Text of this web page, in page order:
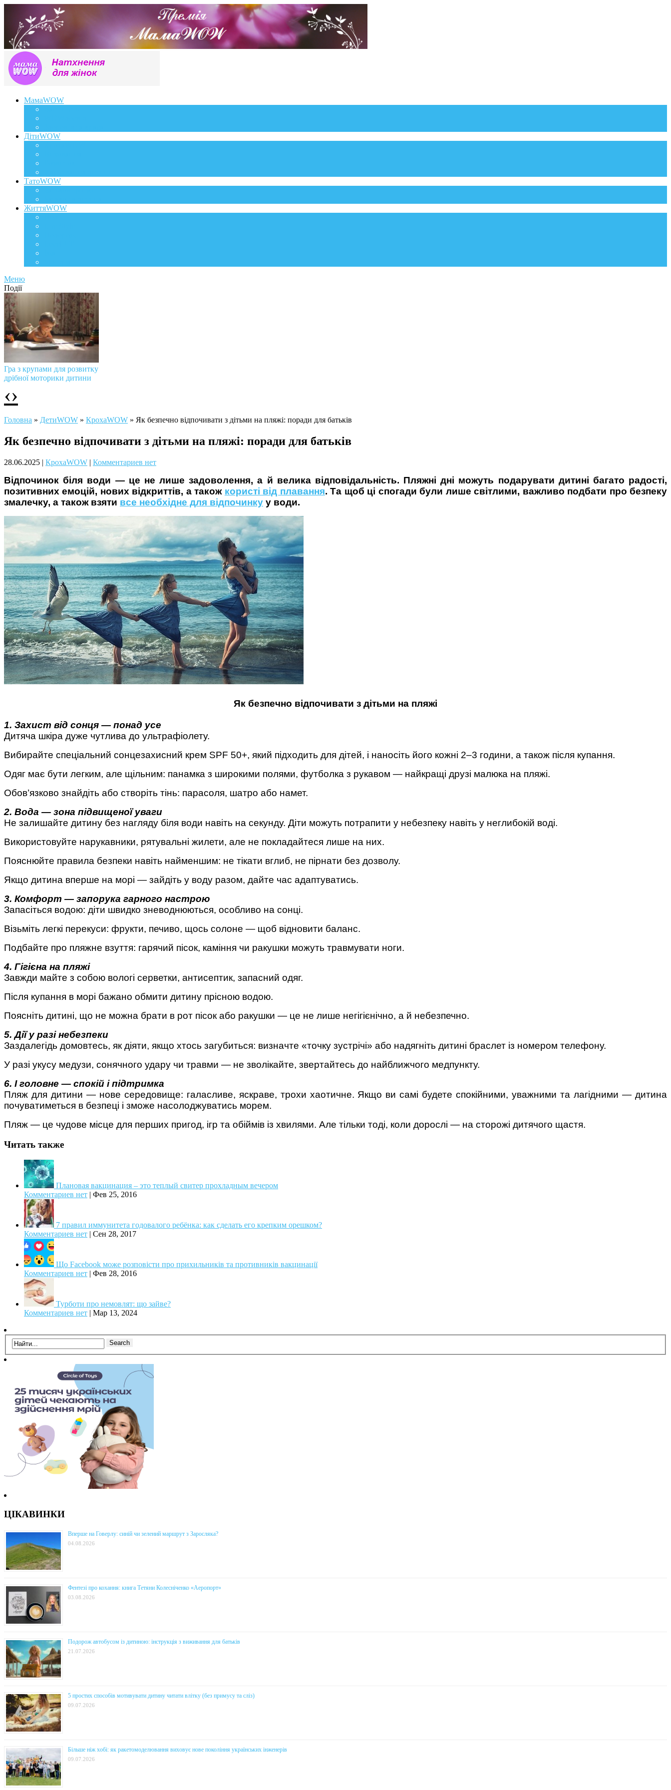
МамаWOW
ДітиWOW
ТатоWOW
ЖиттяWOW
Меню
Події
Гра з крупами для розвитку
дрібної моторики дитини
Чому дітям корисно читати
Материнське вигорання: як
собі допомогти
Як підготувати дитину до
навчального року? Поради
лікаря батькам
Поради багатодітної мами:
особистісний розвиток в
Ми запитали у зіркових
мам, яка вона - мамаWOW
‹›
Головна » ДетиWOW » КрохаWOW » Як безпечно відпочивати з дітьми на пляжі: поради для батьків
Як безпечно відпочивати з дітьми на пляжі: поради для батьків
28.06.2025 | КрохаWOW | Комментариев нет
Відпочинок біля води — це не лише задоволення, а й велика відповідальність. Пляжні дні можуть подарувати дитині багато радості,
позитивних емоцій, нових відкриттів, а також користі від плавання. Та щоб ці спогади були лише світлими, важливо подбати про безпеку
змалечку, а також взяти все необхідне для відпочинку у води.
Як безпечно відпочивати з дітьми на пляжі
1. Захист від сонця — понад усе
Дитяча шкіра дуже чутлива до ультрафіолету.
Вибирайте спеціальний сонцезахисний крем SPF 50+, який підходить для дітей, і наносіть його кожні 2–3 години, а також після купання.
Одяг має бути легким, але щільним: панамка з широкими полями, футболка з рукавом — найкращі друзі малюка на пляжі.
Обов’язково знайдіть або створіть тінь: парасоля, шатро або намет.
2. Вода — зона підвищеної уваги
Не залишайте дитину без нагляду біля води навіть на секунду. Діти можуть потрапити у небезпеку навіть у неглибокій воді.
Використовуйте нарукавники, рятувальні жилети, але не покладайтеся лише на них.
Пояснюйте правила безпеки навіть найменшим: не тікати вглиб, не пірнати без дозволу.
Якщо дитина вперше на морі — зайдіть у воду разом, дайте час адаптуватись.
3. Комфорт — запорука гарного настрою
Запасіться водою: діти швидко зневоднюються, особливо на сонці.
Візьміть легкі перекуси: фрукти, печиво, щось солоне — щоб відновити баланс.
Подбайте про пляжне взуття: гарячий пісок, каміння чи ракушки можуть травмувати ноги.
4. Гігієна на пляжі
Завжди майте з собою вологі серветки, антисептик, запасний одяг.
Після купання в морі бажано обмити дитину прісною водою.
Поясніть дитині, що не можна брати в рот пісок або ракушки — це не лише негігієнічно, а й небезпечно.
5. Дії у разі небезпеки
Заздалегідь домовтесь, як діяти, якщо хтось загубиться: визначте «точку зустрічі» або надягніть дитині браслет із номером телефону.
У разі укусу медузи, сонячного удару чи травми — не зволікайте, звертайтесь до найближчого медпункту.
6. І головне — спокій і підтримка
Пляж для дитини — нове середовище: галасливе, яскраве, трохи хаотичне. Якщо ви самі будете спокійними, уважними та лагідними — дитина
почуватиметься в безпеці і зможе насолоджуватись морем.
Пляж — це чудове місце для перших пригод, ігр та обіймів із хвилями. Але тільки тоді, коли дорослі — на сторожі дитячого щастя.
Читать также
Плановая вакцинация – это теплый свитер прохладным вечером
Комментариев нет | Фев 25, 2016
7 правил иммунитета годовалого ребёнка: как сделать его крепким орешком?
Комментариев нет | Сен 28, 2017
Що Facebook може розповісти про прихильників та противників вакцинації
Комментариев нет | Фев 28, 2016
Турботи про немовлят: що зайве?
Комментариев нет | Мар 13, 2024
ЦІКАВИНКИ
Вперше на Говерлу: синій чи зелений маршрут з Заросляка?
04.08.2026
Фентезі про кохання: книга Тетяни Колесніченко «Аеропорт»
03.08.2026
Подорож автобусом із дитиною: інструкція з виживання для батьків
21.07.2026
5 простих способів мотивувати дитину читати влітку (без примусу та сліз)
09.07.2026
Більше ніж хобі: як ракетомоделювання виховує нове покоління українських інженерів
09.07.2026